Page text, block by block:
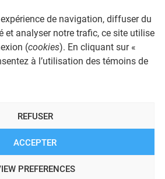
de navigation, diffuser du
et analyser notre trafic, ce site utilise
(cookies). En cliquant sur «
à l’utilisation des témoins de
ACCEPTER
REFUSER
PREFERENCES
DES PLAINTES
D'INTÉRÊTS